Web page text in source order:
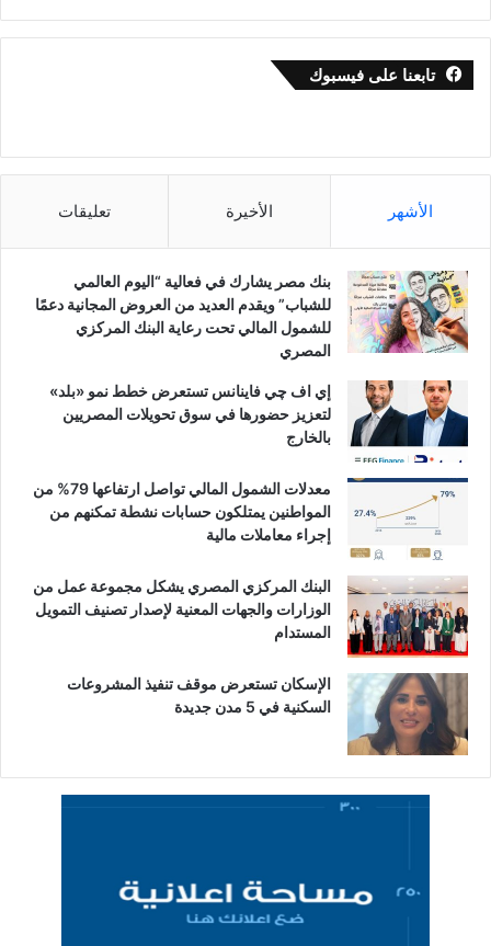
تابعنا على فيسبوك
الأشهر الأخيرة تعليقات
بنك مصر يشارك في فعالية “اليوم العالمي
للشباب” ويقدم العديد من العروض المجانية دعمًا
للشمول المالي تحت رعاية البنك المركزي
المصري
إي اف چي فاينانس تستعرض خطط نمو «بلد»
لتعزيز حضورها في سوق تحويلات المصريين
بالخارج
معدلات الشمول المالي تواصل ارتفاعها 79% من
المواطنين يمتلكون حسابات نشطة تمكنهم من
إجراء معاملات مالية
البنك المركزي المصري يشكل مجموعة عمل من
الوزارات والجهات المعنية لإصدار تصنيف التمويل
المستدام
الإسكان تستعرض موقف تنفيذ المشروعات
السكنية في 5 مدن جديدة